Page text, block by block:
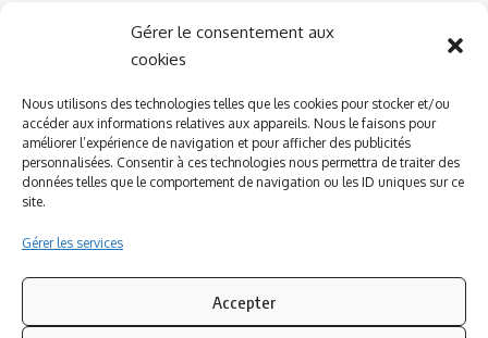
Gérer le consentement aux
cookies
Nous utilisons des technologies telles que les cookies pour stocker et/ou
accéder aux informations relatives aux appareils. Nous le faisons pour
améliorer l’expérience de navigation et pour afficher des publicités
personnalisées. Consentir à ces technologies nous permettra de traiter des
données telles que le comportement de navigation ou les ID uniques sur ce
site.
Gérer les services
Accepter
Azinat.com TV soutient